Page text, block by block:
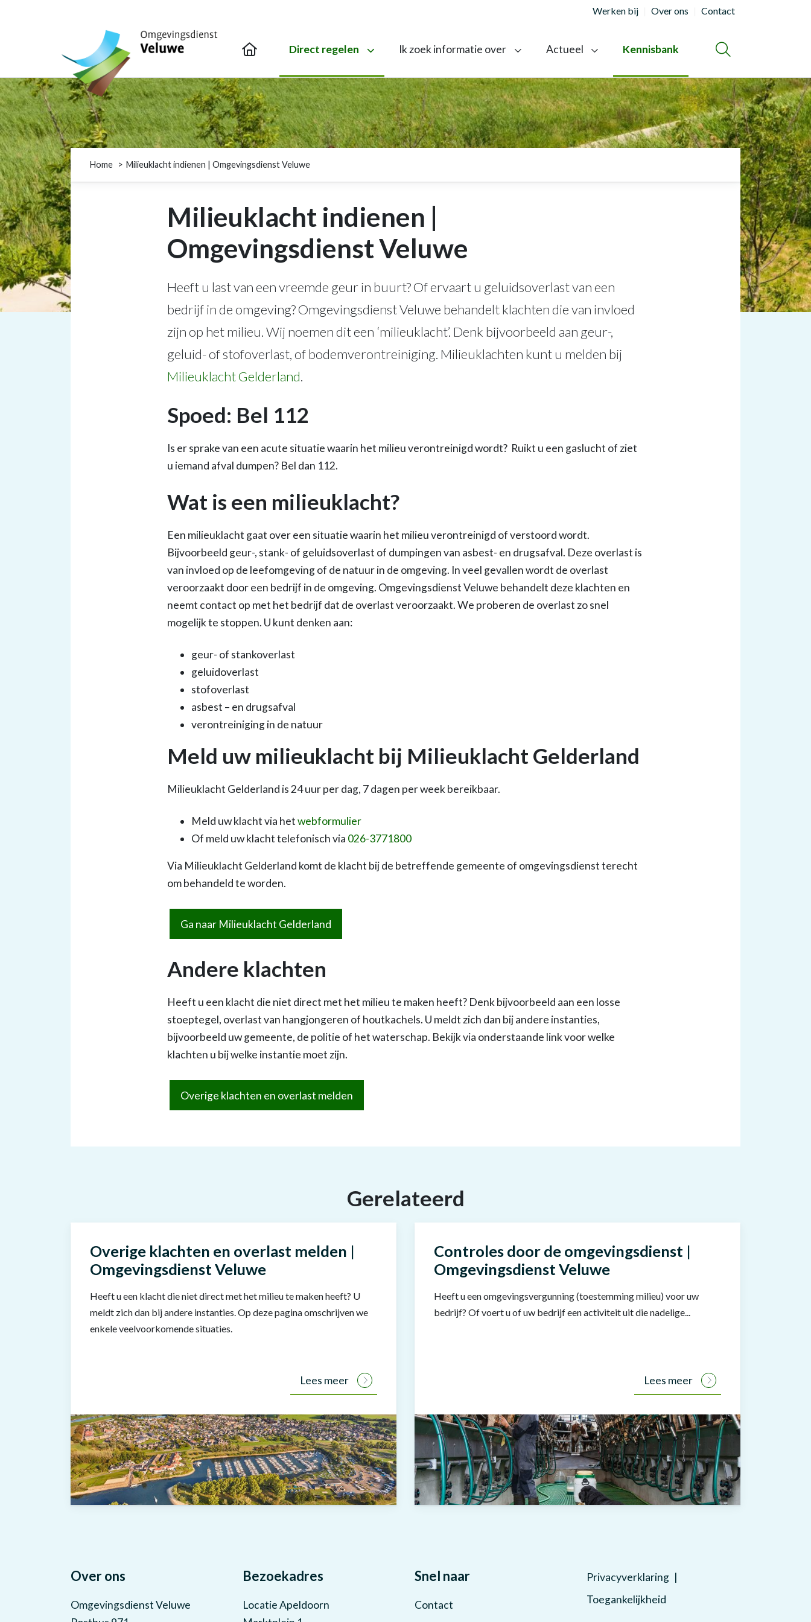
Werken bij Over ons Contact
Omgevingsdienst Veluwe
Direct regelen
Ik zoek informatie over Actueel Kennisbank ZOEKEN
Home Milieuklacht indienen | Omgevingsdienst Veluwe
Milieuklacht indienen |
Omgevingsdienst Veluwe
Heeft u last van een vreemde geur in buurt? Of ervaart u geluidsoverlast van een
bedrijf in de omgeving? Omgevingsdienst Veluwe behandelt klachten die van invloed
zijn op het milieu. Wij noemen dit een ‘milieuklacht’. Denk bijvoorbeeld aan geur-,
geluid- of stofoverlast, of bodemverontreiniging. Milieuklachten kunt u melden bij
Milieuklacht Gelderland.
Spoed: Bel 112
Is er sprake van een acute situatie waarin het milieu verontreinigd wordt? Ruikt u een gaslucht of ziet
u iemand afval dumpen? Bel dan 112.
Wat is een milieuklacht?
Een milieuklacht gaat over een situatie waarin het milieu verontreinigd of verstoord wordt.
Bijvoorbeeld geur-, stank- of geluidsoverlast of dumpingen van asbest- en drugsafval. Deze overlast is
van invloed op de leefomgeving of de natuur in de omgeving. In veel gevallen wordt de overlast
veroorzaakt door een bedrijf in de omgeving. Omgevingsdienst Veluwe behandelt deze klachten en
neemt contact op met het bedrijf dat de overlast veroorzaakt. We proberen de overlast zo snel
mogelijk te stoppen. U kunt denken aan:
geur- of stankoverlast
geluidoverlast
stofoverlast
asbest – en drugsafval
verontreiniging in de natuur
Meld uw milieuklacht bij Milieuklacht Gelderland
Milieuklacht Gelderland is 24 uur per dag, 7 dagen per week bereikbaar.
Meld uw klacht via hetwebformulier
Of meld uw klacht telefonisch via 026-3771800
Via Milieuklacht Gelderland komt de klacht bij de betreffende gemeente of omgevingsdienst terecht
om behandeld te worden.
Ga naar Milieuklacht Gelderland
Andere klachten
Heeft u een klacht die niet direct met het milieu te maken heeft? Denk bijvoorbeeld aan een losse
stoeptegel, overlast van hangjongeren of houtkachels. U meldt zich dan bij andere instanties,
bijvoorbeeld uw gemeente, de politie of het waterschap. Bekijk via onderstaande link voor welke
klachten u bij welke instantie moet zijn.
Overige klachten en overlast melden
Gerelateerd
Overige klachten en overlast melden |
Omgevingsdienst Veluwe
Heeft u een klacht die niet direct met het milieu te maken heeft? U
meldt zich dan bij andere instanties. Op deze pagina omschrijven we
enkele veelvoorkomende situaties.
Lees meer
Controles door de omgevingsdienst |
Omgevingsdienst Veluwe
Heeft u een omgevingsvergunning (toestemming milieu) voor uw
bedrijf? Of voert u of uw bedrijf een activiteit uit die nadelige...
Lees meer
Over ons
Omgevingsdienst Veluwe
Bezoekadres
Locatie Apeldoorn
Snel naar
Contact
Privacyverklaring
Toegankelijkheid